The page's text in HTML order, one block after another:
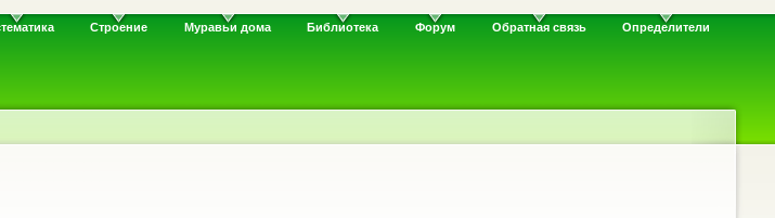
Строение Муравьи дома Библиотека Форум Обратная связь Определители